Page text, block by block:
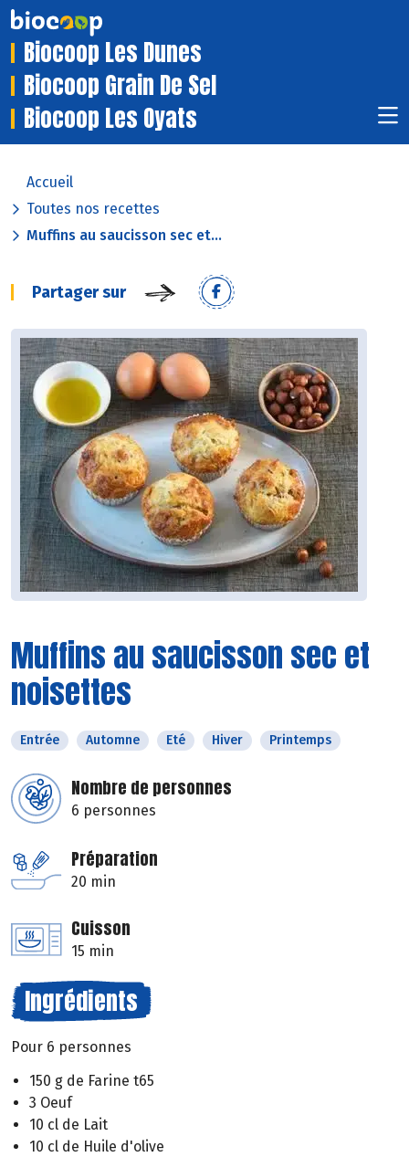
Biocoop Les Dunes
Biocoop Grain De Sel
Biocoop Les Oyats
Accueil
Toutes nos recettes
Muffins au saucisson sec et...
Partager sur
Muffins au saucisson sec et
noisettes
Entrée Automne Eté Hiver Printemps
Nombre de personnes
6 personnes
Préparation
20 min
Cuisson
15 min
Ingrédients
Pour 6 personnes
150 g de Farine t65
3 Oeuf
10 cl de Lait
10 cl de Huile d'olive